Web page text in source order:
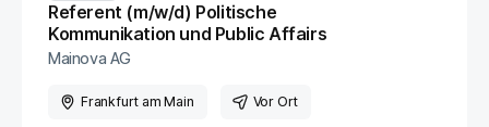
Referent (m/w/d) Politische
Kommunikation und Public Affairs
Mainova AG
Frankfurt am Main Vor Ort